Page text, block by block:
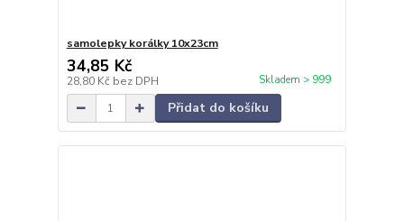
samolepky korálky 10x23cm
34,85 Kč
28,80 Kč bez DPH Skladem > 999
Přidat do košíku